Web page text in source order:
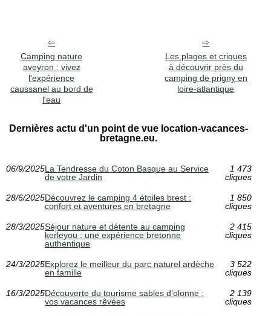
Camping nature
aveyron : vivez
l'expérience
caussanel au bord de
l'eau
Les plages et criques
à découvrir près du
camping de prigny en
loire-atlantique
Dernières actu d'un point de vue location-vacances-
bretagne.eu.
06/9/2025La Tendresse du Coton Basque au Service
de votre Jardin
1 473
cliques
28/6/2025Découvrez le camping 4 étoiles brest :
confort et aventures en bretagne
1 850
cliques
28/3/2025Séjour nature et détente au camping
kerleyou : une expérience bretonne
authentique
2 415
cliques
24/3/2025Explorez le meilleur du parc naturel ardèche
en famille
3 522
cliques
16/3/2025Découverte du tourisme sables d’olonne :
vos vacances rêvées
2 139
cliques